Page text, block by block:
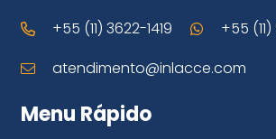
+55 (11) 3622-1419
+55
atendimento@inlacce.com
Menu Rápido